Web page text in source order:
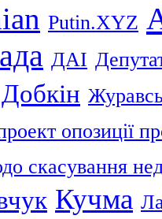
Putin.XYZ
ДАІ
Добкін
опозиції
скасування
Кучма